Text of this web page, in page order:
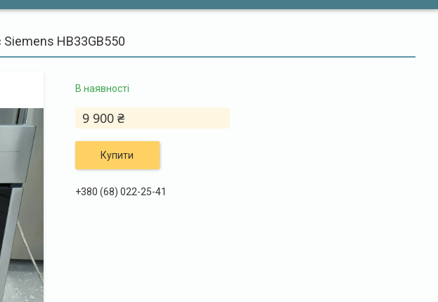
HB33GB550
В наявності
9 900 ₴
Купити
+380 (68) 022-25-41